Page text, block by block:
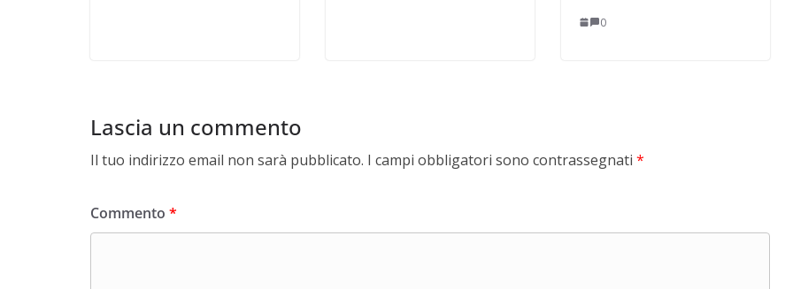
0
Lascia un commento
Il tuo indirizzo email non sarà pubblicato. I campi obbligatori sono contrassegnati *
Commento *